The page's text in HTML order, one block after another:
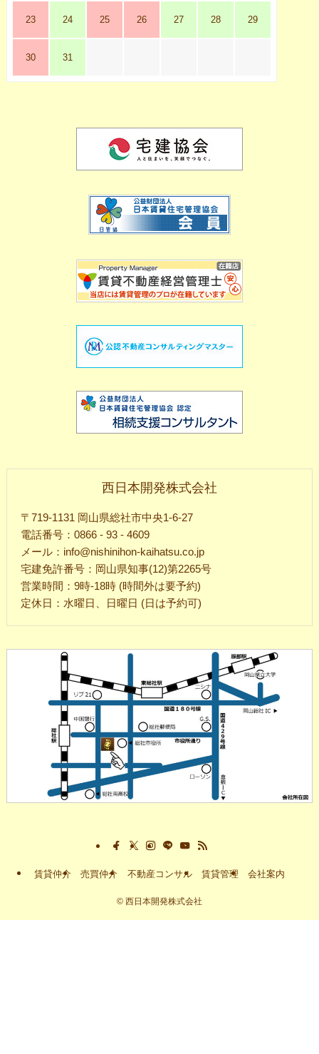
23 24 25 26 27 28 29
30 31
西日本開発株式会社
〒719-1131 岡山県総社市中央1-6-27
電話番号：0866 - 93 - 4609
メール：info@nishinihon-kaihatsu.co.jp
宅建免許番号：岡山県知事(12)第2265号
営業時間：9時-18時 (時間外は要予約)
定休日：水曜日、日曜日 (日は予約可)
賃貸仲介 売買仲介 不動産コンサル 賃貸管理 会社案内
© 西日本開発株式会社